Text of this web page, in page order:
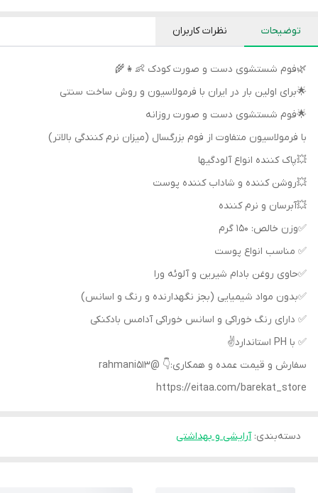
توضیحات نظرات کاربران
🌿فوم شستشوی دست و صورت کودک 👶👧🌾
🌟برای اولین بار در ایران با فرمولاسیون و روش ساخت سنتی
🌟فوم شستشوی دست و صورت روزانه
با فرمولاسیون متفاوت از فوم بزرگسال (میزان نرم کنندگی بالاتر)
💥پاک کننده انواع آلودگیها
💥روشن کننده و شاداب کننده پوست
💥آبرسان و نرم کننده
✅وزن خالص: 150 گرم
✅ مناسب انواع پوست
✅حاوی روغن بادام شیرین و آلوئه ورا
✅بدون مواد شیمیایی (بجز نگهدارنده و رنگ و اسانس)
✅ دارای رنگ خوراکی و اسانس خوراکی آدامس بادکنکی
✅ با PH استاندارد✌️
سفارش و قیمت عمده و همکاری:👇 @rahmani513
https://eitaa.com/barekat_store
دسته‌بندی:آرایشی و بهداشتی